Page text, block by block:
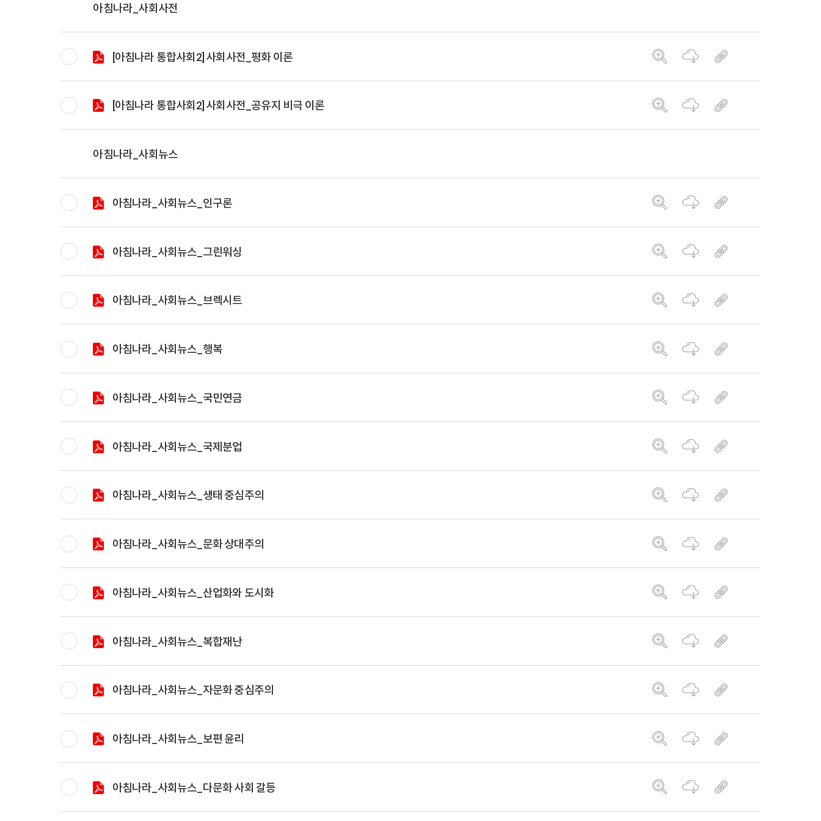
아침나라_사회사전
[아침나라 통합사회2] 사회사전_평화 이론
[아침나라 통합사회2] 사회사전_공유지 비극 이론
아침나라_사회뉴스
아침나라_사회뉴스_인구론
아침나라_사회뉴스_그린워싱
아침나라_사회뉴스_브렉시트
아침나라_사회뉴스_행복
아침나라_사회뉴스_국민연금
아침나라_사회뉴스_국제분업
아침나라_사회뉴스_생태 중심주의
아침나라_사회뉴스_문화 상대주의
아침나라_사회뉴스_산업화와 도시화
아침나라_사회뉴스_복합재난
아침나라_사회뉴스_자문화 중심주의
아침나라_사회뉴스_보편 윤리
아침나라_사회뉴스_다문화 사회 갈등